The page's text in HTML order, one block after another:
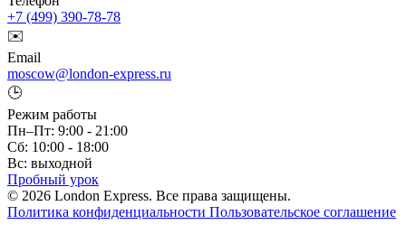
+7 (499) 390-78-78
✉️
Email
moscow@london-express.ru
🕒
Режим работы
Пн–Пт: 9:00 - 21:00
Сб: 10:00 - 18:00
Вс: выходной
Пробный урок
© 2026 London Express. Все права защищены.
Политика конфиденциальности Пользовательское соглашение